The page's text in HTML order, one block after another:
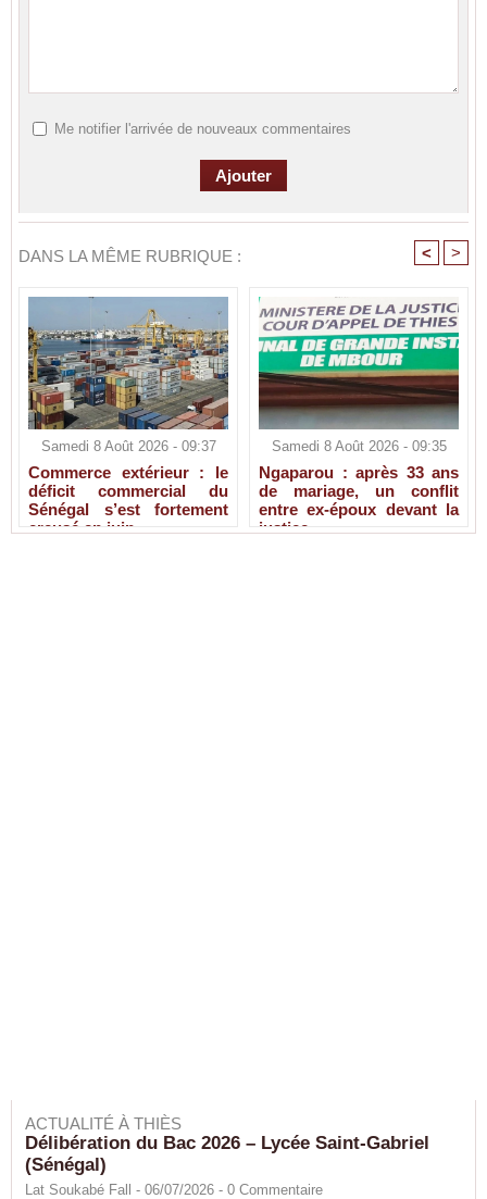
Me notifier l'arrivée de nouveaux commentaires
DANS LA MÊME RUBRIQUE : < >
Samedi 8 Août 2026 - 09:37
Commerce extérieur : le
déficit commercial du
Sénégal s’est fortement
creusé en juin
Samedi 8 Août 2026 - 09:35
Ngaparou : après 33 ans
de mariage, un conflit
entre ex-époux devant la
justice
ACTUALITÉ À THIÈS
Délibération du Bac 2026 – Lycée Saint-Gabriel
(Sénégal)
Lat Soukabé Fall - 06/07/2026 - 0 Commentaire